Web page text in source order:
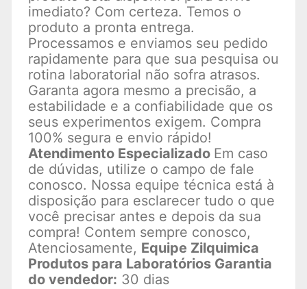
imediato? Com certeza. Temos o
produto a pronta entrega.
Processamos e enviamos seu pedido
rapidamente para que sua pesquisa ou
rotina laboratorial não sofra atrasos.
Garanta agora mesmo a precisão, a
estabilidade e a confiabilidade que os
seus experimentos exigem. Compra
100% segura e envio rápido!
Atendimento Especializado Em caso
de dúvidas, utilize o campo de fale
conosco. Nossa equipe técnica está à
disposição para esclarecer tudo o que
você precisar antes e depois da sua
compra! Contem sempre conosco,
Atenciosamente, Equipe Zilquimica
Produtos para Laboratórios Garantia
do vendedor: 30 dias